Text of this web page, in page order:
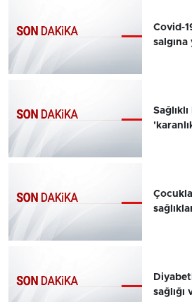
Covid-
salgına
sağlığı